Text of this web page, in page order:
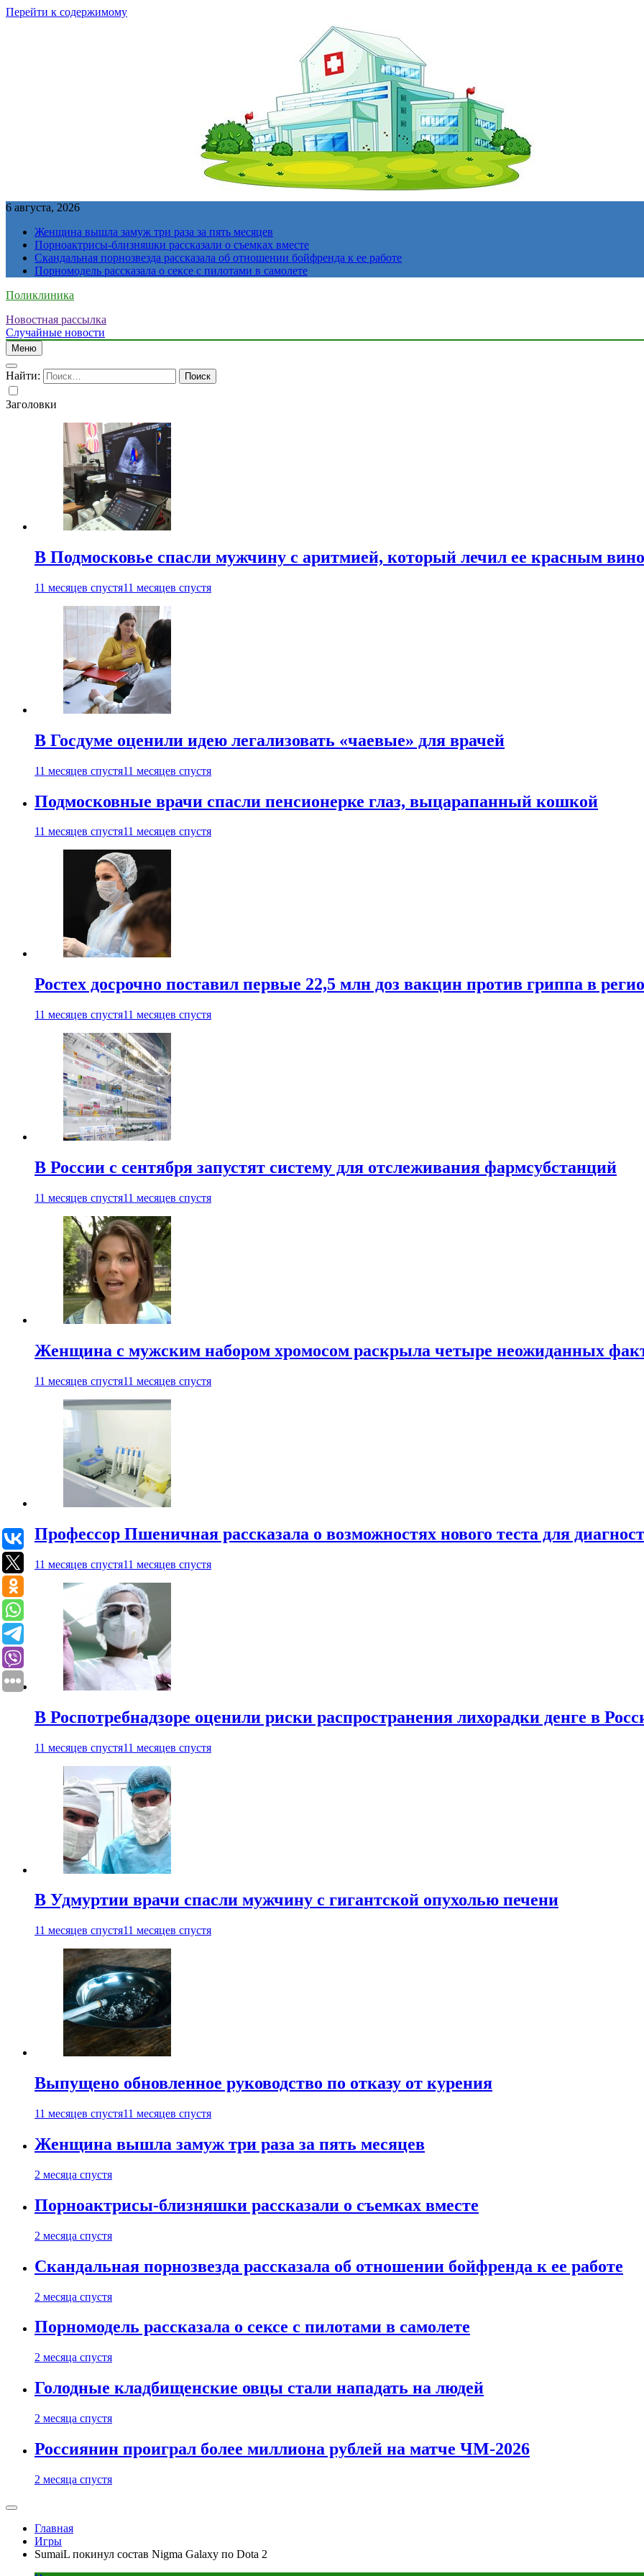
Перейти к содержимому
6 августа, 2026
Женщина вышла замуж три раза за пять месяцев
Порноактрисы-близняшки рассказали о съемках вместе
Скандальная порнозвезда рассказала об отношении бойфренда к ее работе
Порномодель рассказала о сексе с пилотами в самолете
Поликлиника
Новостная рассылка
Случайные новости
Меню
Найти:
Заголовки
В Подмосковье спасли мужчину с аритмией, который лечил ее красным
11 месяцев спустя11 месяцев спустя
В Госдуме оценили идею легализовать «чаевые» для врачей
11 месяцев спустя11 месяцев спустя
Подмосковные врачи спасли пенсионерке глаз, выцарапанный кошкой
11 месяцев спустя11 месяцев спустя
Ростех досрочно поставил первые 22,5 млн доз вакцин против гриппа в
11 месяцев спустя11 месяцев спустя
В России с сентября запустят систему для отслеживания фармсубстанций
11 месяцев спустя11 месяцев спустя
Женщина с мужским набором хромосом раскрыла четыре неожиданных
11 месяцев спустя11 месяцев спустя
Профессор Пшеничная рассказала о возможностях нового теста для
11 месяцев спустя11 месяцев спустя
В Роспотребнадзоре оценили риски распространения лихорадки денге в
11 месяцев спустя11 месяцев спустя
В Удмуртии врачи спасли мужчину с гигантской опухолью печени
11 месяцев спустя11 месяцев спустя
Выпущено обновленное руководство по отказу от курения
11 месяцев спустя11 месяцев спустя
Женщина вышла замуж три раза за пять месяцев
2 месяца спустя
Порноактрисы-близняшки рассказали о съемках вместе
2 месяца спустя
Скандальная порнозвезда рассказала об отношении бойфренда к ее работе
2 месяца спустя
Порномодель рассказала о сексе с пилотами в самолете
2 месяца спустя
Голодные кладбищенские овцы стали нападать на людей
2 месяца спустя
Россиянин проиграл более миллиона рублей на матче ЧМ-2026
2 месяца спустя
Главная
Игры
SumaiL покинул состав Nigma Galaxy по Dota 2